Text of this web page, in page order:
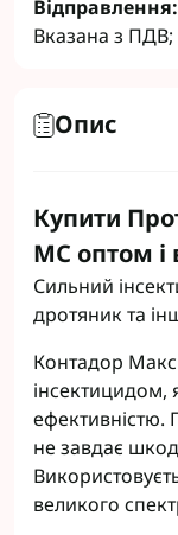
Відправлення:
Вказана з ПДВ;
Опис
Купити
МС оптом і
Сильний
дротяник та
Контадор
інсектицидом,
ефективністю.
не завдає
великого